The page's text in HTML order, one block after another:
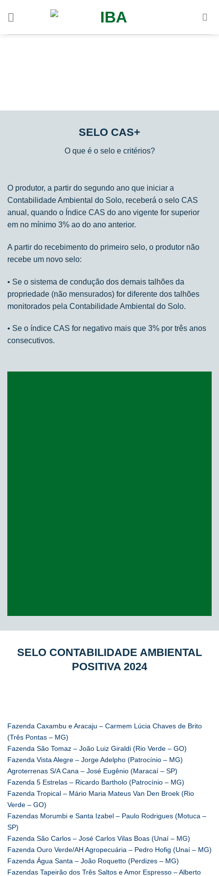
SELO CAS+
O que é o selo e critérios?
O produtor, a partir do segundo ano que iniciar a
Contabilidade Ambiental do Solo, receberá o selo CAS
anual, quando o Índice CAS do ano vigente for superior
em no mínimo 3% ao do ano anterior.
A partir do recebimento do primeiro selo, o produtor não
recebe um novo selo:
• Se o sistema de condução dos demais talhões da
propriedade (não mensurados) for diferente dos talhões
monitorados pela Contabilidade Ambiental do Solo.
• Se o índice CAS for negativo mais que 3% por três anos
consecutivos.
SELO CONTABILIDADE AMBIENTAL
POSITIVA 2024
Fazenda Caxambu e Aracaju – Carmem Lúcia Chaves de Brito
(Três Pontas – MG)
Fazenda São Tomaz – João Luiz Giraldi (Rio Verde – GO)
Fazenda Vista Alegre – Jorge Adelpho (Patrocínio – MG)
Agroterrenas S/A Cana – José Eugênio (Maracaí – SP)
Fazenda 5 Estrelas – Ricardo Bartholo (Patrocínio – MG)
Fazenda Tropical – Mário Maria Mateus Van Den Broek (Rio
Verde – GO)
Fazendas Morumbi e Santa Izabel – Paulo Rodrigues (Motuca –
SP)
Fazenda São Carlos – José Carlos Vilas Boas (Unaí – MG)
Fazenda Ouro Verde/AH Agropecuária – Pedro Hofig (Unaí – MG)
Fazenda Água Santa – João Roquetto (Perdizes – MG)
Fazendas Tapeirão dos Três Saltos e Amor Espresso – Alberto